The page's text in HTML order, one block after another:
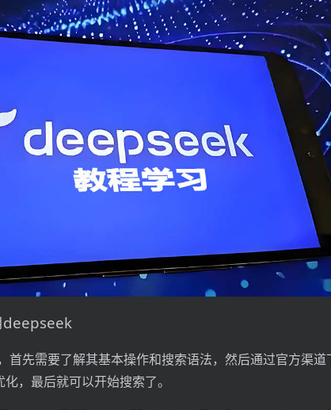
deepseek
首先需要了解其基本操作和搜索语法，然后通过官方渠道
，最后就可以开始搜索了。